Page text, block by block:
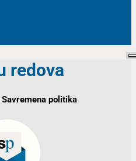
redova
politika